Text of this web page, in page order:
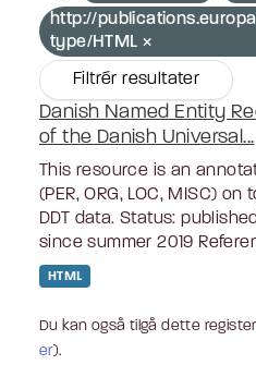
http://
type/HTML
Filtrér resultater
Danish Named Entity
of the Danish Universal...
This resource is an
(PER, ORG, LOC, MISC)
DDT data. Status:
since summer 2019
HTML
Du kan også tilgå dette
er).